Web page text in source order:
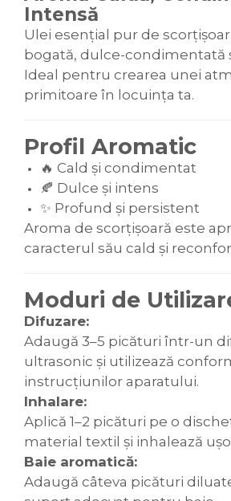
Intensă
Ulei esențial pur de
bogată, dulce-condimentată
Ideal pentru crearea unei
primitoare în locuința ta.
Profil Aromatic
🔥 Cald și condimentat
🍂 Dulce și intens
✨ Profund și persistent
Aroma de scorțișoară este
caracterul său cald și
Moduri de
Difuzare:
Adaugă 3–5 picături într-un
ultrasonic și utilizează
instrucțiunilor aparatului.
Inhalare:
Aplică 1–2 picături pe o
material textil și inhalează
Baie aromatică:
Adaugă câteva picături